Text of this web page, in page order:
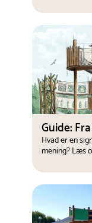
Guide:
Hvad er en
mening? Læs